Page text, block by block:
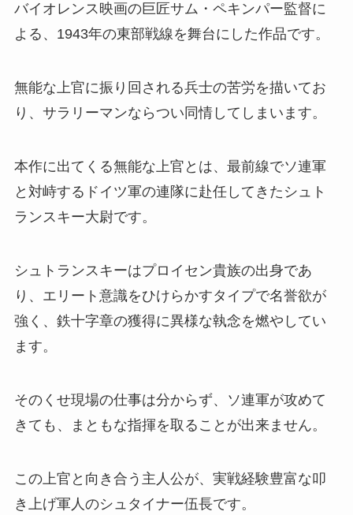
バイオレンス映画の巨匠サム・ペキンパー監督に
よる、1943年の東部戦線を舞台にした作品です。
無能な上官に振り回される兵士の苦労を描いてお
り、サラリーマンならつい同情してしまいます。
本作に出てくる無能な上官とは、最前線でソ連軍
と対峙するドイツ軍の連隊に赴任してきたシュト
ランスキー大尉です。
シュトランスキーはプロイセン貴族の出身であ
り、エリート意識をひけらかすタイプで名誉欲が
強く、鉄十字章の獲得に異様な執念を燃やしてい
ます。
そのくせ現場の仕事は分からず、ソ連軍が攻めて
きても、まともな指揮を取ることが出来ません。
この上官と向き合う主人公が、実戦経験豊富な叩
き上げ軍人のシュタイナー伍長です。